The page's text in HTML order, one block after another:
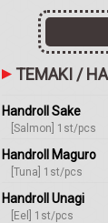
TEMAKI /
Handroll Sake
[Salmon] 1st/pcs
Handroll Maguro
[Tuna] 1st/pcs
Handroll Unagi
[Eel] 1st/pcs